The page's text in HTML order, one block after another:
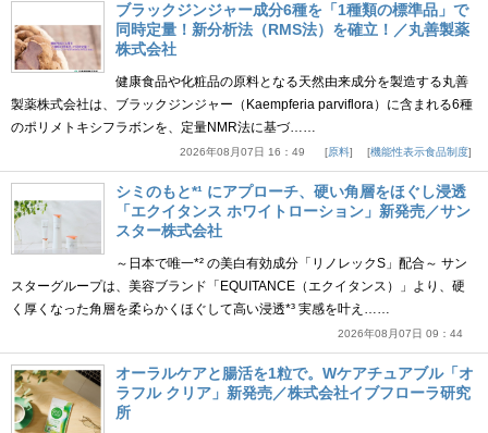
ブラックジンジャー成分6種を「1種類の標準品」で
同時定量！新分析法（RMS法）を確立！／丸善製薬
株式会社
健康食品や化粧品の原料となる天然由来成分を製造する丸善
製薬株式会社は、ブラックジンジャー（Kaempferia parviflora）に含まれる6種
のポリメトキシフラボンを、定量NMR法に基づ……
2026年08月07日 16：49 原料 機能性表示食品制度
シミのもと*¹ にアプローチ、硬い角層をほぐし浸透
「エクイタンス ホワイトローション」新発売／サン
スター株式会社
～日本で唯一*² の美白有効成分「リノレックS」配合～ サン
スターグループは、美容ブランド「EQUITANCE（エクイタンス）」より、硬
く厚くなった角層を柔らかくほぐして高い浸透*³ 実感を叶え……
2026年08月07日 09：44
オーラルケアと腸活を1粒で。Wケアチュアブル「オ
ラフル クリア」新発売／株式会社イブフローラ研究
所